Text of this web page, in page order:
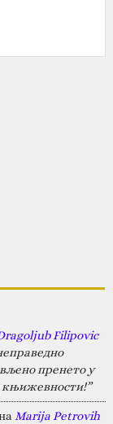
Filipovic
пренето у
књижевности!”
Marija Petrovih